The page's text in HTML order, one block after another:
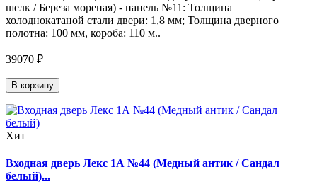
шелк / Береза мореная) - панель №11: Толщина
холоднокатаной стали двери: 1,8 мм; Толщина дверного
полотна: 100 мм, короба: 110 м..
39070 ₽
В корзину
Хит
Входная дверь Лекс 1А №44 (Медный антик / Сандал
белый)...